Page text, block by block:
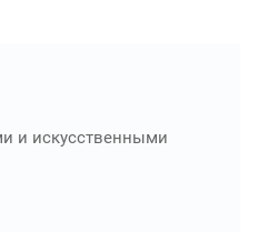
и искусственными